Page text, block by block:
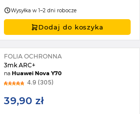
Wysyłka w 1–2 dni robocze
Dodaj do koszyka
FOLIA OCHRONNA
3mk ARC+
naHuawei Nova Y70
4.9 (305)
39,90 zł